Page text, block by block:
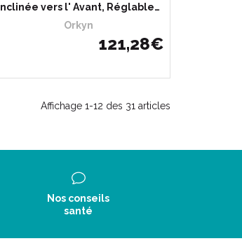
Inclinée vers l' Avant, Réglable…
Orkyn
121,28€
Affichage 1-12 des 31 articles
Nos conseils
santé